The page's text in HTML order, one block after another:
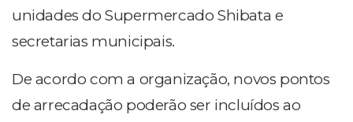
unidades do Supermercado Shibata e
secretarias municipais.
De acordo com a organização, novos pontos
de arrecadação poderão ser incluídos ao